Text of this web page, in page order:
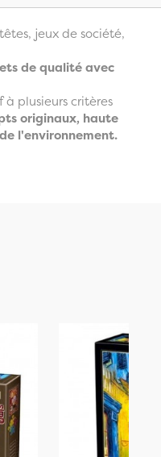
jeux de société,
de qualité avec
plusieurs critères
originaux, haute
l'environnement.